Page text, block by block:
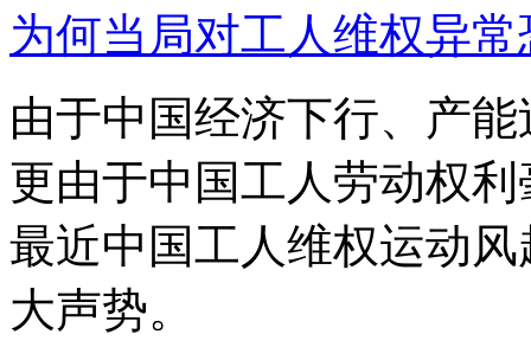
为何当局对工人维权异
由于中国经济下行、产
更由于中国工人劳动权
最近中国工人维权运动
大声势。